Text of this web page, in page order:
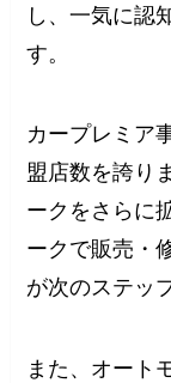
し、一気に認
す。
カープレミア
盟店数を誇り
ークをさらに
ークで販売・
が次のステッ
また、オート